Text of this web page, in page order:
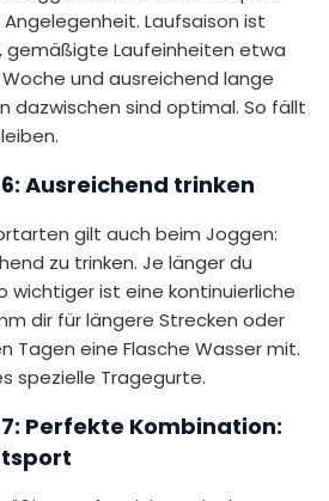
Laufsaison ist
gemäßigte Laufeinheiten etwa
und ausreichend lange
dazwischen sind optimal. So fällt
Ausreichend trinken
gilt auch beim Joggen:
zu trinken. Je länger du
wichtiger ist eine kontinuierliche
dir für längere Strecken oder
Tagen eine Flasche Wasser mit.
spezielle Tragegurte.
Perfekte Kombination: